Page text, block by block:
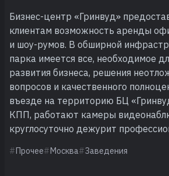
Бизнес-центр «Гринвуд»
клиентам возможность аренды
и шоу-румов. В обширной
парка имеется все, необходимое
развития бизнеса, решения
вопросов и качественного
въезде на территорию БЦ
КПП, работают камеры
круглосуточно дежурит
Прочее Москва Заведения